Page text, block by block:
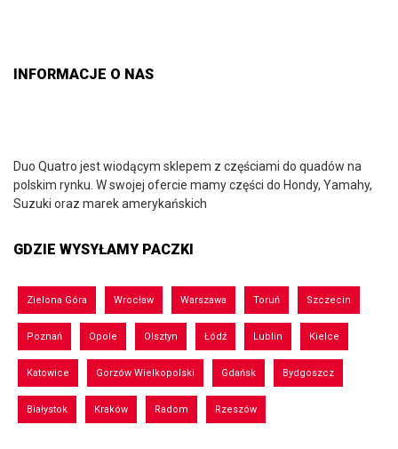
INFORMACJE O NAS
Duo Quatro jest wiodącym sklepem z częściami do quadów na
polskim rynku. W swojej ofercie mamy części do Hondy, Yamahy,
Suzuki oraz marek amerykańskich
GDZIE WYSYŁAMY PACZKI
Zielona Góra Wrocław Warszawa Toruń Szczecin
Poznań Opole Olsztyn Łódź Lublin Kielce
Katowice Gorzów Wielkopolski Gdańsk Bydgoszcz
Białystok Kraków Radom Rzeszów